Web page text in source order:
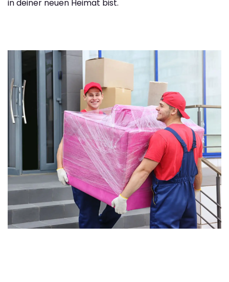
in deiner neuen Heimat bist.